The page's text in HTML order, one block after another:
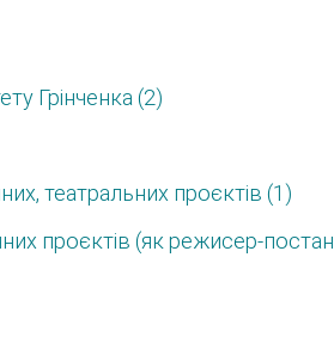
Грінченка (2)
театральних проєктів (1)
проєктів (як режисер-